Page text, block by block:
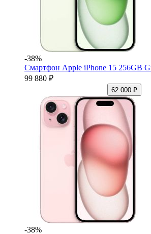
-38%
Смартфон Apple iPhone 15 256GB
99 880 ₽
62 000 ₽
-38%